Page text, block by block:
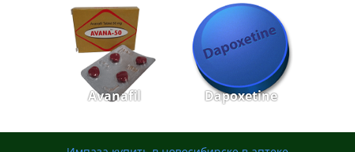
Avanafil Dapoxetine